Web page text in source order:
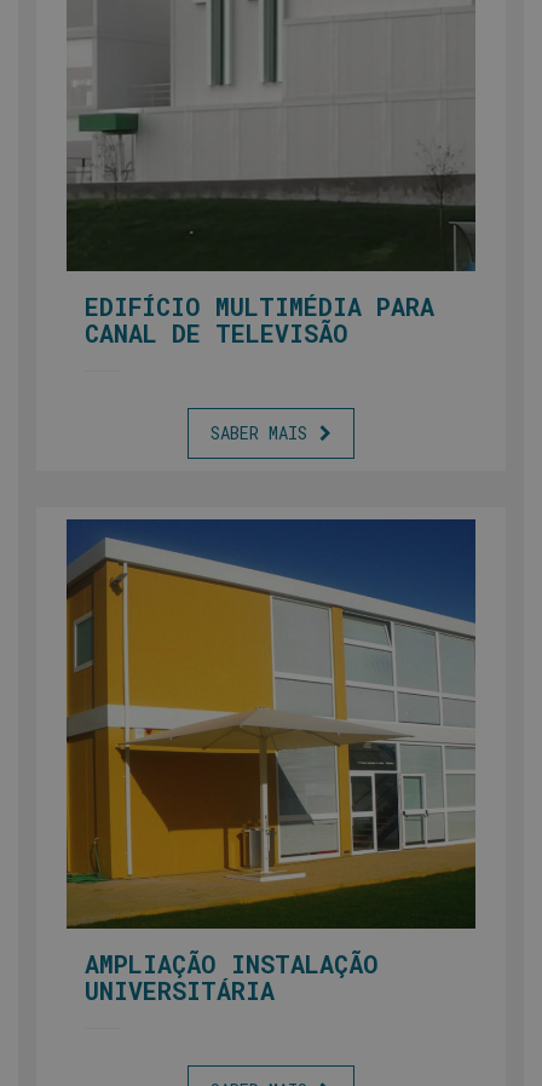
EDIFÍCIO MULTIMÉDIA PARA
CANAL DE TELEVISÃO
SABER MAIS
AMPLIAÇÃO INSTALAÇÃO
UNIVERSITÁRIA